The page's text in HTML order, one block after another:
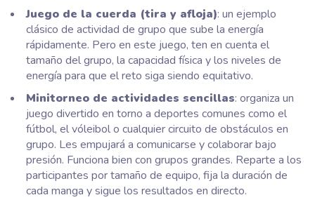
Juego de la cuerda (tira y afloja): un ejemplo
clásico de actividad de grupo que sube la energía
rápidamente. Pero en este juego, ten en cuenta el
tamaño del grupo, la capacidad física y los niveles de
energía para que el reto siga siendo equitativo.
Minitorneo de actividades sencillas: organiza un
juego divertido en torno a deportes comunes como el
fútbol, el vóleibol o cualquier circuito de obstáculos en
grupo. Les empujará a comunicarse y colaborar bajo
presión. Funciona bien con grupos grandes. Reparte a los
participantes por tamaño de equipo, fija la duración de
cada manga y sigue los resultados en directo.